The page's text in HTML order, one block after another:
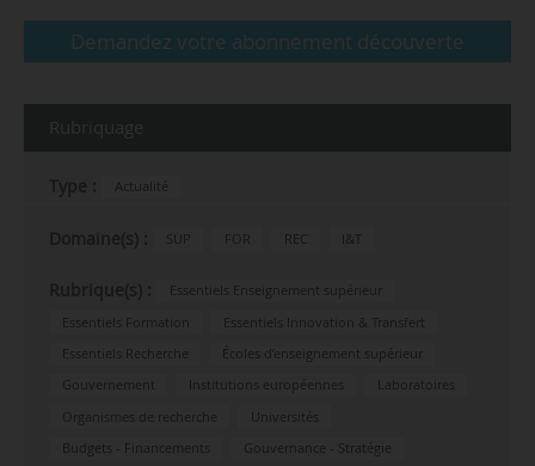
Demandez votre abonnement découverte
Actualité
SUP FOR REC I&T
Essentiels Enseignement supérieur
Essentiels Formation
Essentiels Innovation & Transfert
Essentiels Recherche
Écoles d’enseignement supérieur
Gouvernement
Institutions européennes
Laboratoires
Organismes de recherche
Universités
Budgets - Financements
Gouvernance - Stratégie